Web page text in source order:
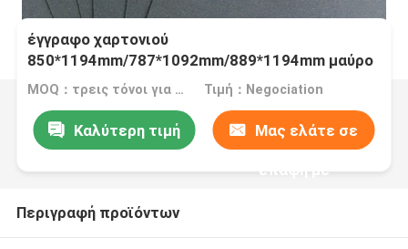
έγγραφο χαρτονιού
850*1194mm/787*1092mm/889*1194mm μαύρο
για την τηλεφωνική περίπτωση
MOQ：τρεις τόνοι για το τυποποιημένο μέγεθος, πέντε τόνοι για τη συνήθεια s Τιμή：Negociation
Καλύτερη τιμή Μας ελάτε σε
επαφή με
Περιγραφή προϊόντων